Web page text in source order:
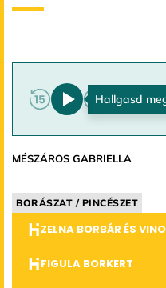
0:00
MÉSZÁROS GABRIELLA
BORÁSZAT / PINCÉSZET
ZELNA BORBÁR ÉS
FIGULA BORKERT